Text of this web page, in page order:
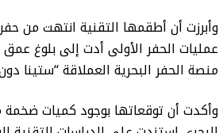
منصة الحفر البحرية العملاقة “ستينا
وأكدت أن توقعاتها بوجود كميات ضخمة